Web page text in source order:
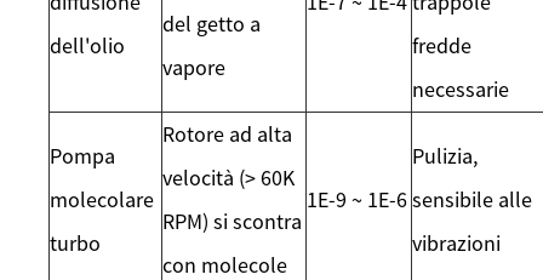
dell'olio
del getto a
vapore
fredde
necessarie
Pompa
molecolare
turbo
Rotore ad alta
velocità (> 60K
RPM) si scontra
con molecole
1E-9 ~ 1E-6
Pulizia,
sensibile alle
vibrazioni